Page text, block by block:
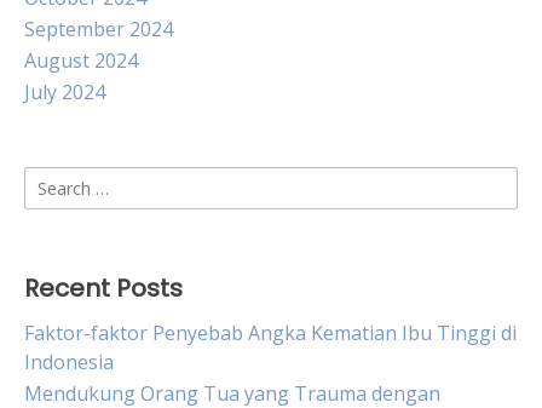
September 2024
August 2024
July 2024
Search
for:
Recent Posts
Faktor-faktor Penyebab Angka Kematian Ibu Tinggi di
Indonesia
Mendukung Orang Tua yang Trauma dengan